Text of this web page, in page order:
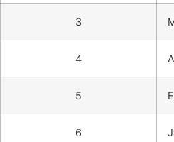
3
4
5
6